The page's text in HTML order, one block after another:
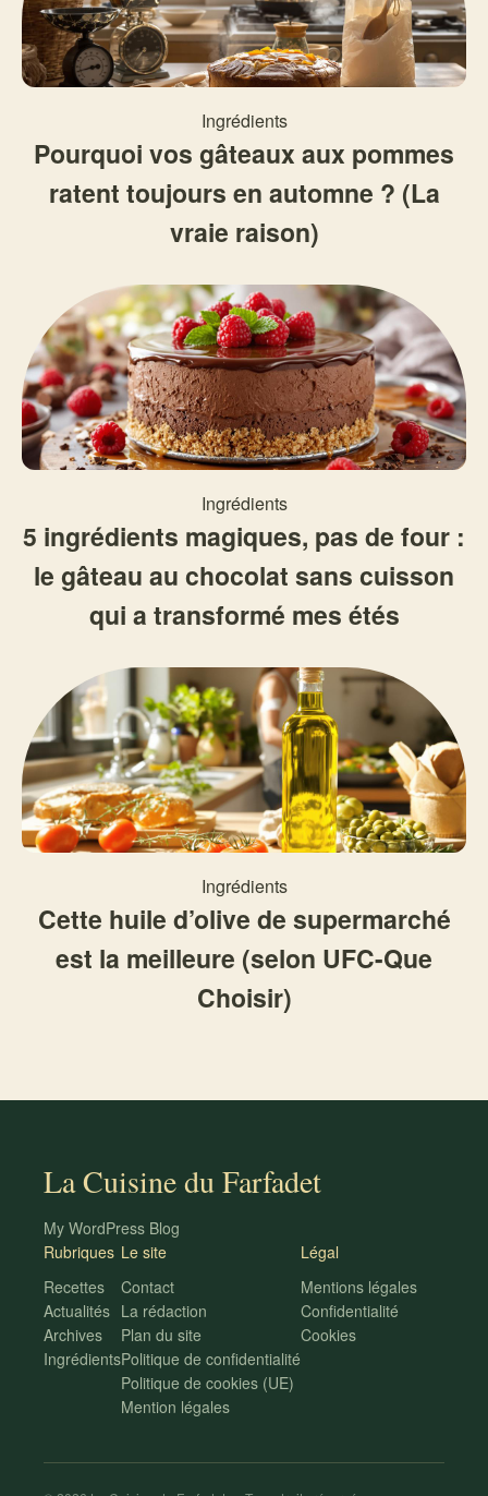
Ingrédients
Pourquoi vos gâteaux aux pommes
ratent toujours en automne ? (La
vraie raison)
Ingrédients
5 ingrédients magiques, pas de four :
le gâteau au chocolat sans cuisson
qui a transformé mes étés
Ingrédients
Cette huile d’olive de supermarché
est la meilleure (selon UFC-Que
Choisir)
La Cuisine du Farfadet
My WordPress Blog
Rubriques
Recettes
Actualités
Archives
Ingrédients
Le site
Contact
La rédaction
Plan du site
Politique de confidentialité
Politique de cookies (UE)
Mention légales
Légal
Mentions légales
Confidentialité
Cookies